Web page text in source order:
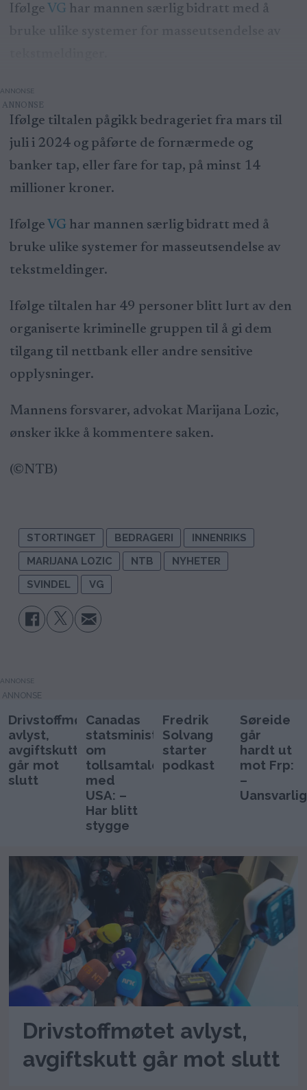
Ifølge VG har mannen særlig bidratt med å
ANNONSE
Ifølge tiltalen pågikk bedrageriet fra mars til
juli i 2024 og påførte de fornærmede og
banker tap, eller fare for tap, på minst 14
millioner kroner.
Ifølge VG har mannen særlig bidratt med å
bruke ulike systemer for masseutsendelse av
tekstmeldinger.
Ifølge tiltalen har 49 personer blitt lurt av den
organiserte kriminelle gruppen til å gi dem
tilgang til nettbank eller andre sensitive
opplysninger.
Mannens forsvarer, advokat Marijana Lozic,
ønsker ikke å kommentere saken.
(©NTB)
STORTINGET BEDRAGERI
INNENRIKS
MARIJANA LOZIC
NTB
NYHETER
SVINDEL
VG
ANNONSE
Drivstoffmøtet
avlyst,
avgiftskutt
går mot
slutt
Canadas
statsminister
om
tollsamtaler
med
USA: –
Har blitt
stygge
Fredrik
Solvang
starter
podkast
Søreide
går
hardt ut
mot Frp:
–
Uansvarlig
Drivstoffmøtet avlyst,
avgiftskutt går mot slutt